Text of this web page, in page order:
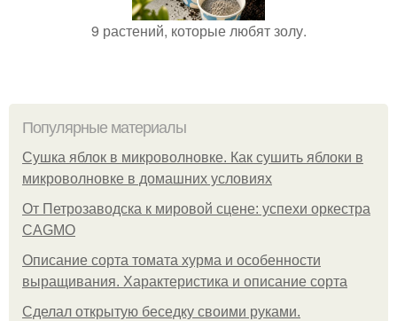
9 растений, которые любят золу.
Популярные материалы
Сушка яблок в микроволновке. Как сушить яблоки в
микроволновке в домашних условиях
От Петрозаводска к мировой сцене: успехи оркестра
CAGMO
Описание сорта томата хурма и особенности
выращивания. Характеристика и описание сорта
Сделал открытую беседку своими руками.